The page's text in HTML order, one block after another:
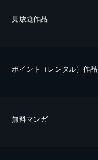
⾒放題作品
ポイント（レンタル）作品
無料マンガ